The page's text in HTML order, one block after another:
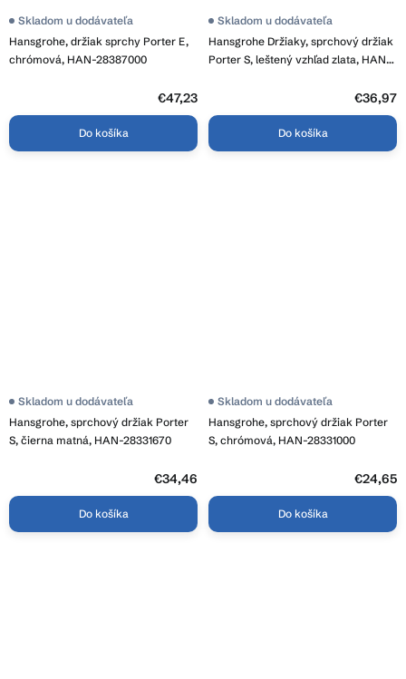
Hansgrohe, držiak sprchy Porter E,
chrómová, HAN-28387000
Skladom u dodávateľa
€47,23
Do košíka
Hansgrohe Držiaky, sprchový držiak
Porter S, leštený vzhľad zlata, HAN-
Skladom u dodávateľa
€36,97
Do košíka
Hansgrohe, sprchový držiak Porter
S, čierna matná, HAN-28331670
Skladom u dodávateľa
€34,46
Do košíka
Hansgrohe, sprchový držiak Porter
S, chrómová, HAN-28331000
Skladom u dodávateľa
€24,65
Do košíka